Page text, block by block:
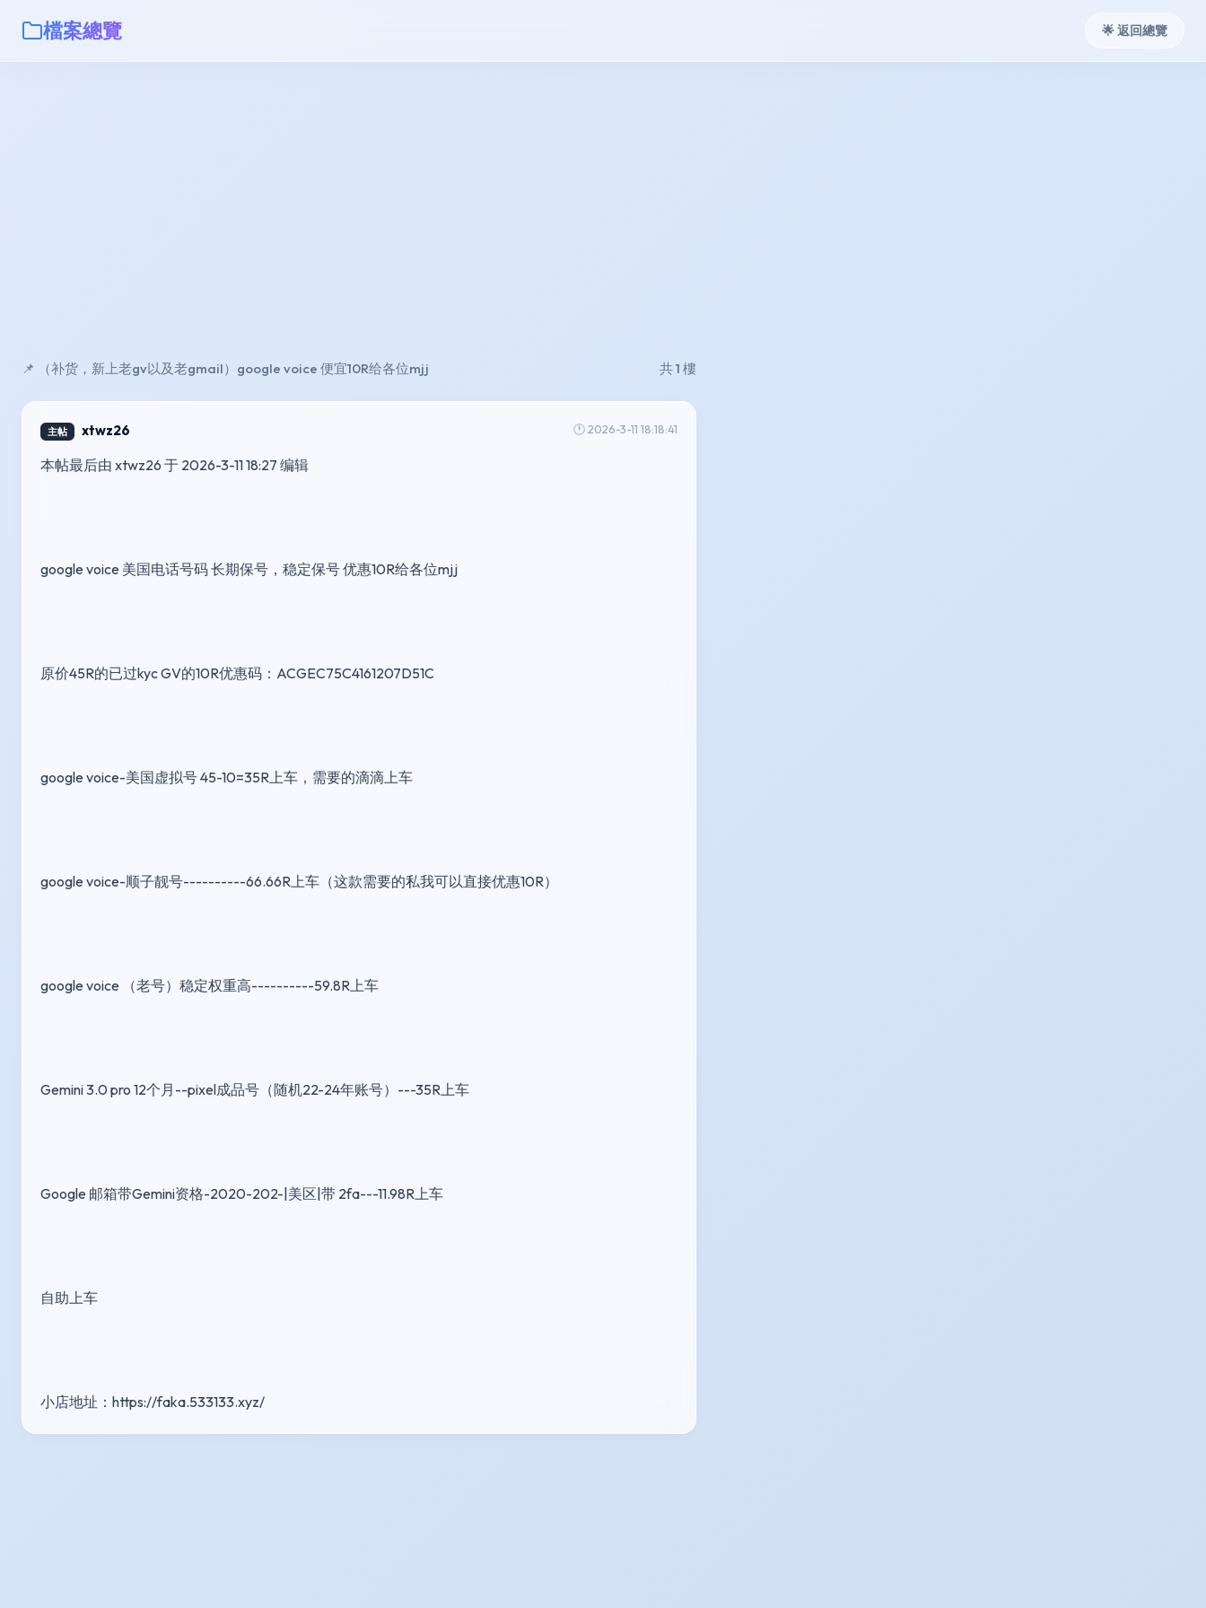
檔案總覽 🌟 返回總覽
📌 （补货，新上老gv以及老gmail）google voice 便宜10R给各位mjj 共 1 樓
主帖 xtwz26 🕐 2026-3-11 18:18:41
本帖最后由 xtwz26 于 2026-3-11 18:27 编辑
google voice 美国电话号码 长期保号，稳定保号 优惠10R给各位mjj
原价45R的已过kyc GV的10R优惠码：ACGEC75C4161207D51C
google voice-美国虚拟号 45-10=35R上车，需要的滴滴上车
google voice-顺子靓号----------66.66R上车（这款需要的私我可以直接优惠10R）
google voice （老号）稳定权重高----------59.8R上车
Gemini 3.0 pro 12个月--pixel成品号（随机22-24年账号）---35R上车
Google 邮箱带Gemini资格-2020-202-|美区|带 2fa---11.98R上车
自助上车
小店地址：https://faka.533133.xyz/